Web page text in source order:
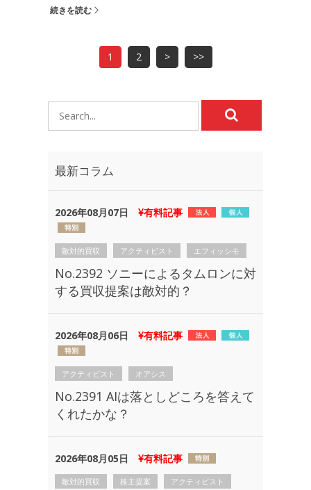
続きを読む
1 2 > >>
最新コラム
2026年08月07日 有料記事
敵対的買収 アクティビスト エフィッシモ
No.2392 ソニーによるタムロンに対
する買収提案は敵対的？
2026年08月06日 有料記事
アクティビスト オアシス
No.2391 AIは落としどころを答えて
くれたかな？
2026年08月05日 有料記事
敵対的買収 株主提案 アクティビスト